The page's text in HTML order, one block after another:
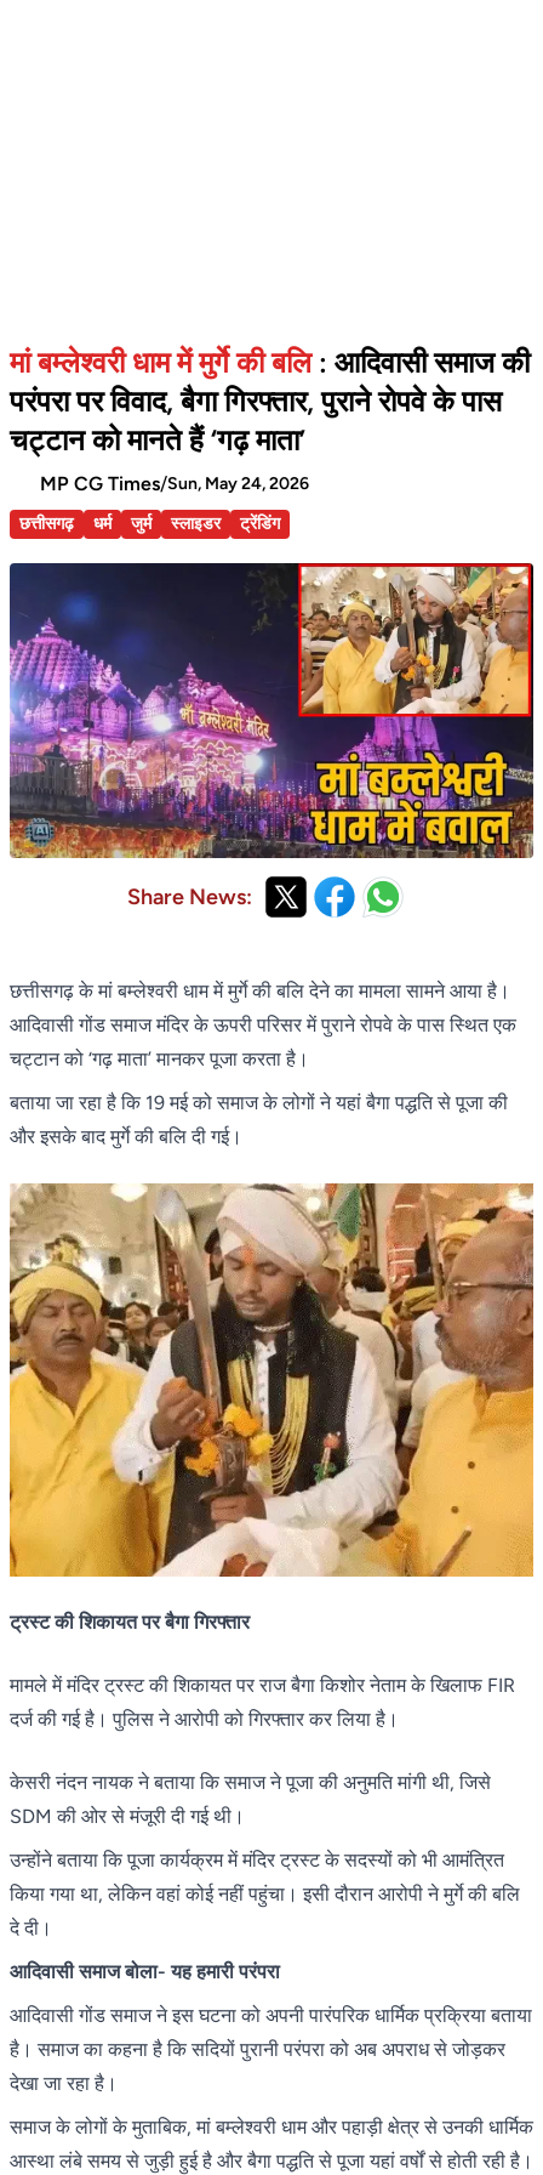
मां बम्लेश्वरी धाम में मुर्गे की बलि : आदिवासी समाज की
परंपरा पर विवाद, बैगा गिरफ्तार, पुराने रोपवे के पास
चट्टान को मानते हैं ‘गढ़ माता’
MP CG Times/Sun, May 24, 2026
छत्तीसगढ़
धर्म जुर्म स्लाइडर ट्रेंडिंग
Share News:
छत्तीसगढ़ के मां बम्लेश्वरी धाम में मुर्गे की बलि देने का मामला सामने आया है।
आदिवासी गोंड समाज मंदिर के ऊपरी परिसर में पुराने रोपवे के पास स्थित एक
चट्टान को ‘गढ़ माता’ मानकर पूजा करता है।
बताया जा रहा है कि 19 मई को समाज के लोगों ने यहां बैगा पद्धति से पूजा की
और इसके बाद मुर्गे की बलि दी गई।
ट्रस्ट की शिकायत पर बैगा गिरफ्तार
मामले में मंदिर ट्रस्ट की शिकायत पर राज बैगा किशोर नेताम के खिलाफ FIR
दर्ज की गई है। पुलिस ने आरोपी को गिरफ्तार कर लिया है।
केसरी नंदन नायक ने बताया कि समाज ने पूजा की अनुमति मांगी थी, जिसे
SDM की ओर से मंजूरी दी गई थी।
उन्होंने बताया कि पूजा कार्यक्रम में मंदिर ट्रस्ट के सदस्यों को भी आमंत्रित
किया गया था, लेकिन वहां कोई नहीं पहुंचा। इसी दौरान आरोपी ने मुर्गे की बलि
दे दी।
आदिवासी समाज बोला- यह हमारी परंपरा
आदिवासी गोंड समाज ने इस घटना को अपनी पारंपरिक धार्मिक प्रक्रिया बताया
है। समाज का कहना है कि सदियों पुरानी परंपरा को अब अपराध से जोड़कर
देखा जा रहा है।
समाज के लोगों के मुताबिक, मां बम्लेश्वरी धाम और पहाड़ी क्षेत्र से उनकी धार्मिक
आस्था लंबे समय से जुड़ी हुई है और बैगा पद्धति से पूजा यहां वर्षों से होती रही है।